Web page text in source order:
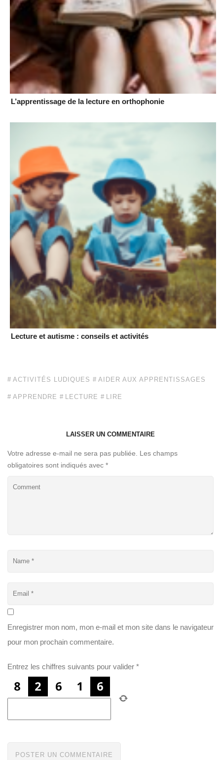
L’apprentissage de la lecture en orthophonie
Lecture et autisme : conseils et activités
ACTIVITÉS LUDIQUES AIDER AUX APPRENTISSAGES
APPRENDRE LECTURE LIRE
LAISSER UN COMMENTAIRE
Votre adresse e-mail ne sera pas publiée.
Les champs
obligatoires sont indiqués avec *
Enregistrer mon nom, mon e-mail et mon site dans le navigateur
pour mon prochain commentaire.
Entrez les chiffres suivants pour valider *